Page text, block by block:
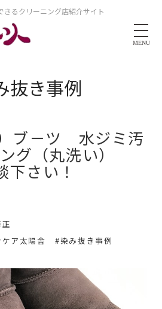
るクリーニング店紹介サイト
MENU
抜き事例
ブ－ツ 水ジミ汚
グ（丸洗い）
下さい！
ア太陽舎
#染み抜き事例